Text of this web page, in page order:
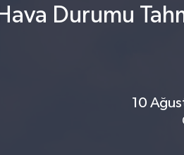
Durumu
10